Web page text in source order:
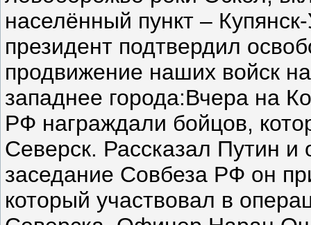
населённый пункт –
президент подтвердил
продвижение наших войск
западнее города:Вчера на
РФ награждали бойцов,
Северск. Рассказал Путин и
заседание Совбеза РФ он
который участвовал в